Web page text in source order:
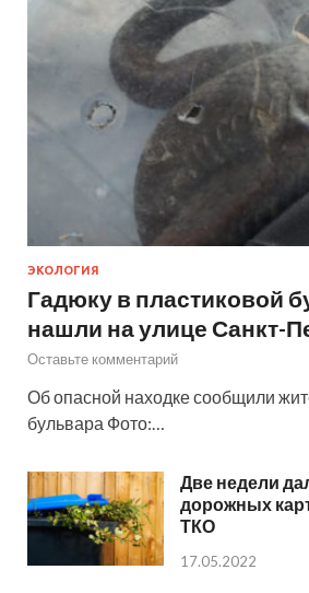
ЭКОЛОГИЯ
Гадюку в пластиковой
нашли на улице Санкт-
Оставьте комментарий
Об опасной находке сообщили
бульвара Фото:…
Две недели
дорожных
ТКО
17.05.2022